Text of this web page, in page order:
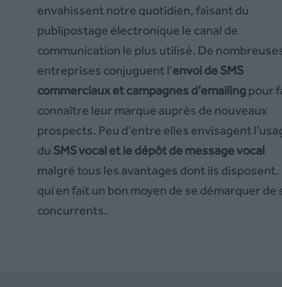
envahissent notre quotidien, faisant du
publipostage électronique le canal de
communication le plus utilisé. De
entreprises conjuguent l’envoi de SMS
commerciaux et campagnes d’emailingpour
connaître leur marque auprès de nouveaux
prospects. Peu d’entre elles envisagent
du SMS vocal et le dépôt de message vocal
malgré tous les avantages dont ils disposent.
qui en fait un bon moyen de se démarquer de
concurrents.